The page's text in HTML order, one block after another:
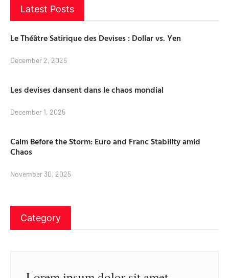
Latest Posts
Le Théâtre Satirique des Devises : Dollar vs. Yen
December 2, 2025
Les devises dansent dans le chaos mondial
December 1, 2025
Calm Before the Storm: Euro and Franc Stability amid
Chaos
November 30, 2025
Category